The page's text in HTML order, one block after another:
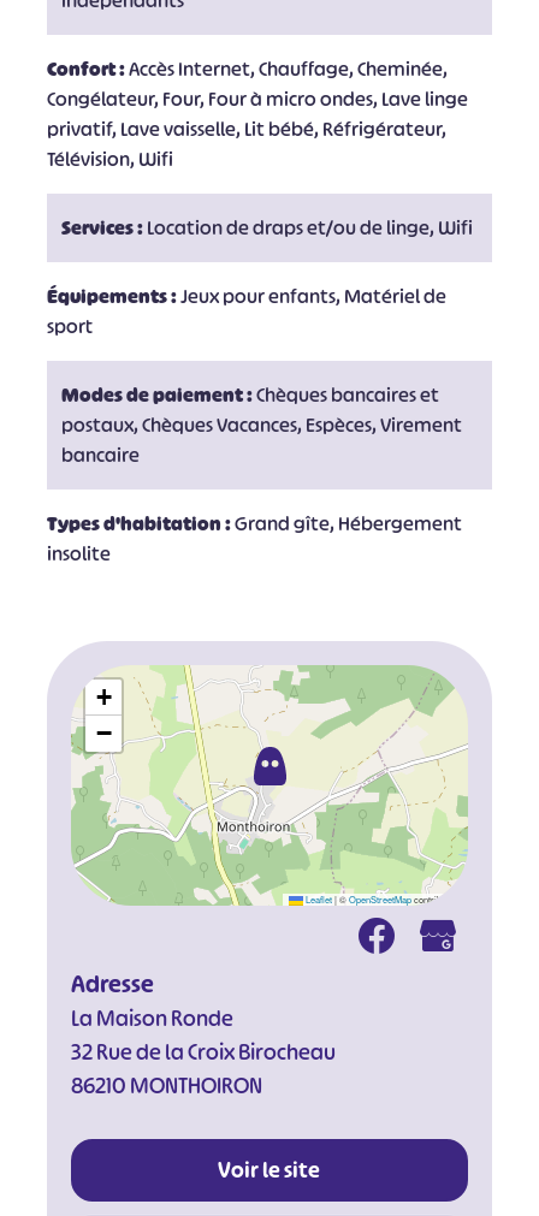
Confort :Accès Internet, Chauffage, Cheminée,
Congélateur, Four, Four à micro ondes, Lave linge
privatif, Lave vaisselle, Lit bébé, Réfrigérateur,
Télévision, Wifi
Services :Location de draps et/ou de linge, Wifi
Équipements :Jeux pour enfants, Matériel de
sport
Modes de paiement :Chèques bancaires et
postaux, Chèques Vacances, Espèces, Virement
bancaire
Types d'habitation :Grand gîte, Hébergement
insolite
+
−
Leaflet |©OpenStreetMapcontributors
Adresse
La Maison Ronde
32 Rue de la Croix Birocheau
86210 MONTHOIRON
Voir le site